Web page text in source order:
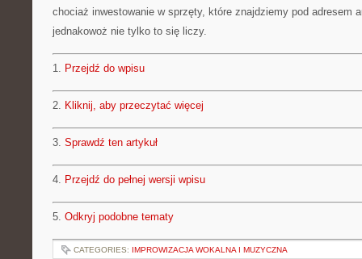
chociaż inwestowanie w sprzęty, które znajdziemy pod adresem
jednakowoż nie tylko to się liczy.
1. Przejdź do wpisu
2. Kliknij, aby przeczytać więcej
3. Sprawdź ten artykuł
4. Przejdź do pełnej wersji wpisu
5. Odkryj podobne tematy
CATEGORIES: IMPROWIZACJA WOKALNA I MUZYCZNA